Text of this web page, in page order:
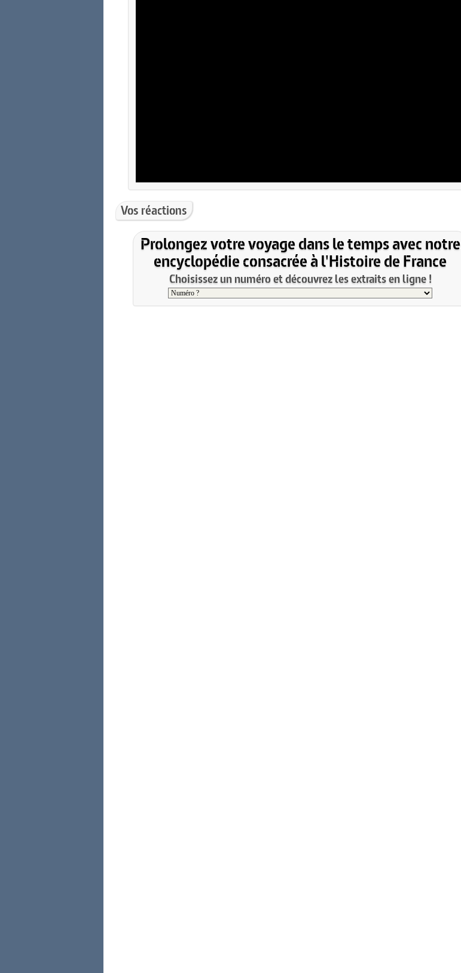
Vos réactions
Prolongez votre voyage dans le temps avec notre
encyclopédie consacrée à l'Histoire de France
Choisissez un numéro et découvrez les extraits en ligne !